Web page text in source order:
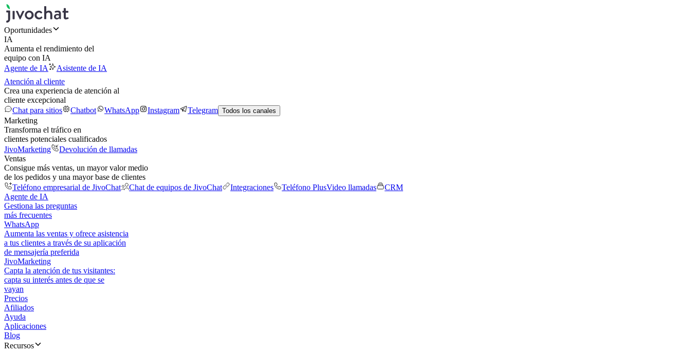
Oportunidades
IA
Aumenta el rendimiento del
equipo con IA
Agente de IA
Asistente de IA
Atención al cliente
Crea una experiencia de atención al
cliente excepcional
Chat para sitios
Chatbot WhatsApp Instagram Telegram Todos los canales
Marketing
Transforma el tráfico en
clientes potenciales cualificados
JivoMarketing
Devolución de llamadas
Ventas
Consigue más ventas, un mayor valor medio
de los pedidos y una mayor base de clientes
Teléfono empresarial de JivoChat
Chat de equipos de JivoChat Integraciones Teléfono PlusVideo llamadas
CRM
Agente de IA
Gestiona las preguntas
más frecuentes
WhatsApp
Aumenta las ventas y ofrece asistencia
a tus clientes a través de su aplicación
de mensajería preferida
JivoMarketing
Capta la atención de tus visitantes:
capta su interés antes de que se
vayan
Precios
Afiliados
Ayuda
Aplicaciones
Blog
Recursos